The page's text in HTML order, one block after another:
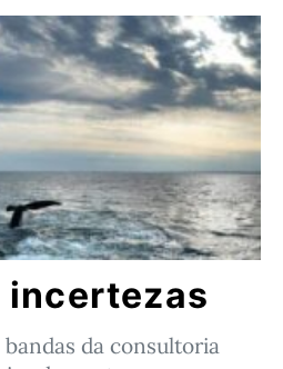
incertezas
da consultoria